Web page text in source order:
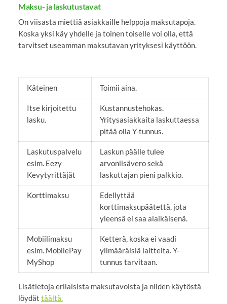
Maksu- ja laskutustavat
On viisasta miettiä asiakkaille helppoja maksutapoja.
Koska yksi käy yhdelle ja toinen toiselle voi olla, että
tarvitset useamman maksutavan yrityksesi käyttöön.
Käteinen Toimii aina.
Itse kirjoitettu
lasku.
Kustannustehokas.
Yritysasiakkaita laskuttaessa
pitää olla Y-tunnus.
Laskutuspalvelu
esim. Eezy
Kevytyrittäjät
Laskun päälle tulee
arvonlisävero sekä
laskuttajan pieni palkkio.
Korttimaksu
Edellyttää
korttimaksupäätettä, jota
yleensä ei saa alaikäisenä.
Mobiilimaksu
esim. MobilePay
MyShop
Ketterä, koska ei vaadi
ylimääräisiä laitteita. Y-
tunnus tarvitaan.
Lisätietoja erilaisista maksutavoista ja niiden käytöstä
löydät täältä.